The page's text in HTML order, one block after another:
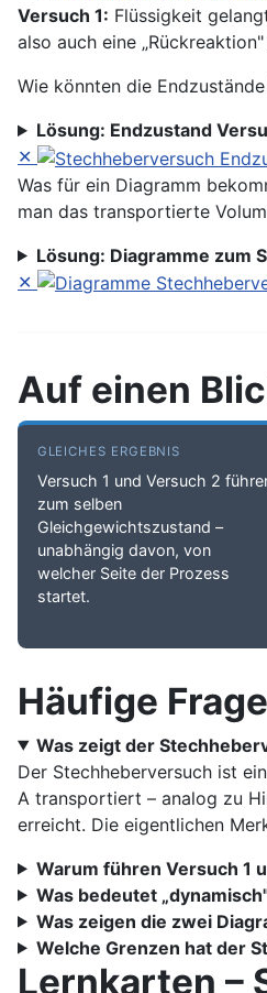
Versuch 1: Flüssigkeit
also auch eine
Wie könnten die
Lösung: Endzustand
✕
Was für ein Diagramm
man das transportierte
Lösung: Diagramme zum
✕
Auf einen
GLEICHES ERGEBNIS
Versuch 1 und Versuch 2
zum selben
Gleichgewichtszustand –
unabhängig davon, von
welcher Seite der Prozess
startet.
Häufige
Was zeigt der
Der Stechheberversuch ist ein
A transportiert – analog zu
erreicht. Die eigentlichen
Warum führen Versuch 1
Was bedeutet
Was zeigen die zwei
Welche Grenzen hat der
Lernkarten –